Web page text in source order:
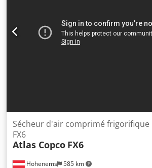
Hohenems 585 km
Sécheur d'air comprimé frigorifique
FX6
Atlas Copco FX6